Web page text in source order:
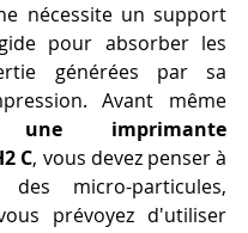
nécessite un support
pour absorber les
générées par sa
Avant même
une imprimante
C, vous devez penser à
des micro-particules,
prévoyez d'utiliser